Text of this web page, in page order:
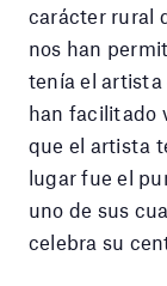
carácter rural
nos han
tenía el artista
han facilitado
que el artista
lugar fue el
uno de sus
celebra su